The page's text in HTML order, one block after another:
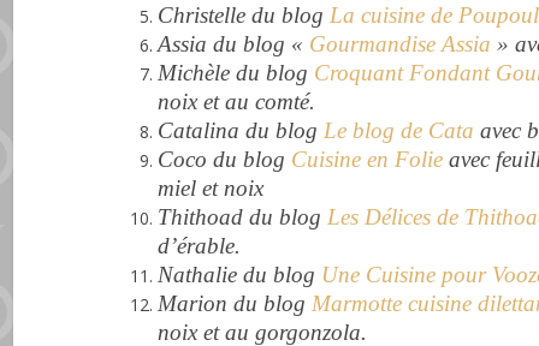
Christelle du blog La cuisine de
Assia du blog « Gourmandise Assia »
Michèle du blog Croquant Fondant
noix et au comté.
Catalina du blog Le blog de Cata avec
Coco du blog Cuisine en Folie avec
miel et noix
Thithoad du blog Les Délices de
d’érable.
Nathalie du blog Une Cuisine pour
Marion du blog Marmotte cuisine
noix et au gorgonzola.